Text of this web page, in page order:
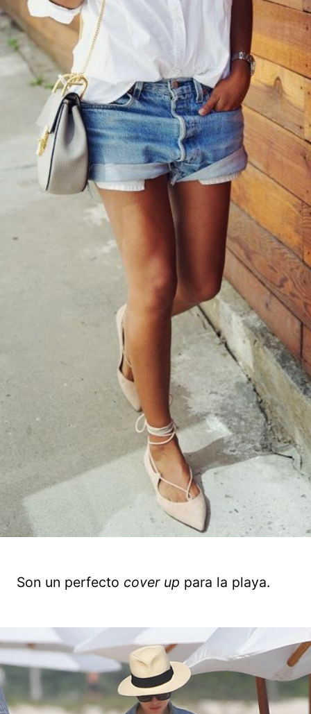
Son un perfecto cover up para la playa.